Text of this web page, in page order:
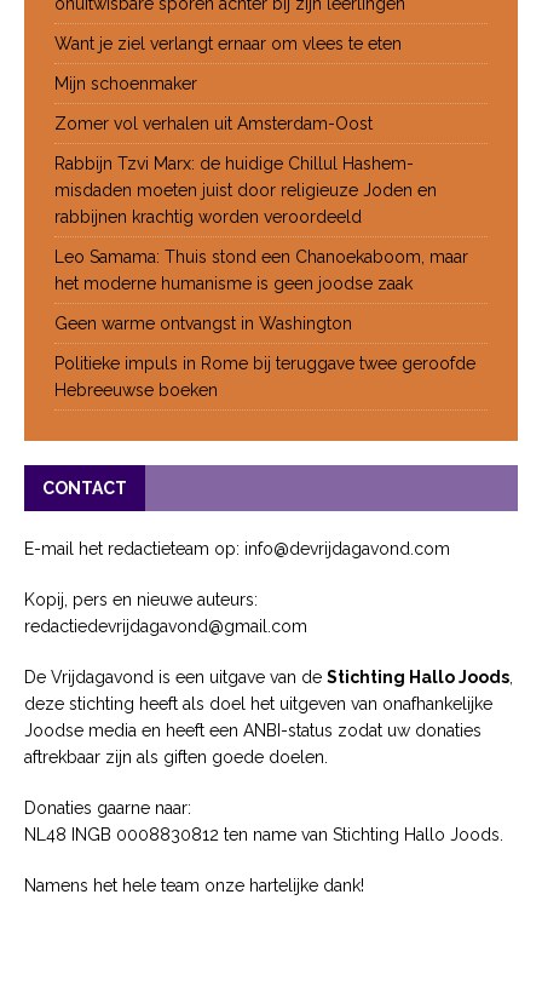
Want je ziel verlangt ernaar om vlees te eten
Mijn schoenmaker
Zomer vol verhalen uit Amsterdam-Oost
Rabbijn Tzvi Marx: de huidige Chillul Hashem-
misdaden moeten juist door religieuze Joden en
rabbijnen krachtig worden veroordeeld
Leo Samama: Thuis stond een Chanoekaboom, maar
het moderne humanisme is geen joodse zaak
Geen warme ontvangst in Washington
Politieke impuls in Rome bij teruggave twee geroofde
Hebreeuwse boeken
CONTACT
E-mail het redactieteam op: info@devrijdagavond.com
Kopij, pers en nieuwe auteurs:
redactiedevrijdagavond@gmail.com
De Vrijdagavond is een uitgave van de Stichting Hallo Joods
deze stichting heeft als doel het uitgeven van onafhankelijke
Joodse media en heeft een ANBI-status zodat uw donaties
aftrekbaar zijn als giften goede doelen.
Donaties gaarne naar:
NL48 INGB 0008830812 ten name van Stichting Hallo Joods.
Namens het hele team onze hartelijke dank!